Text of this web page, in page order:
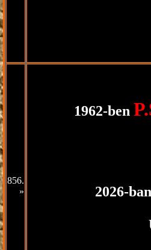
856.
»
1962-ben
2026-